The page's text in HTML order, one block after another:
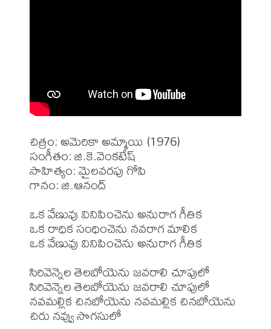
చిత్రం: అమెరికా అమ్మాయి (1976)
సంగీతం: జి.కె.వెంకటేష్
సాహిత్యం: మైలవరపు గోపి
గానం: జి.ఆనంద్
ఒక వేణువు వినిపించెను అనురాగ గీతిక
ఒక రాధిక సంధించెను నవరాగ మాలిక
ఒక వేణువు వినిపించెను అనురాగ గీతిక
సిరివెన్నెల తెలబోయెను జవరాలి చూపులో
సిరివెన్నెల తెలబోయెను జవరాలి చూపులో
నవమల్లిక చినబోయెను నవమల్లిక చినబోయెను
చిరు నవ్వు సొగసులో